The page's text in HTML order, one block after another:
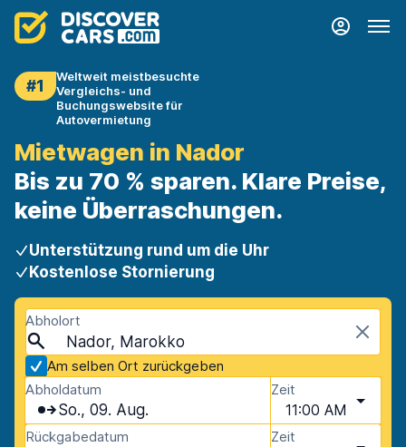
#1
Weltweit meistbesuchte
Vergleichs- und
Buchungswebsite für
Autovermietung
Mietwagen in Nador
Bis zu 70 % sparen. Klare Preise,
keine Überraschungen.
Unterstützung rund um die Uhr
Kostenlose Stornierung
Abholort
Nador, Marokko
Am selben Ort zurückgeben
Abholdatum
So., 09. Aug.
Zeit
11:00 AM
Rückgabedatum Zeit